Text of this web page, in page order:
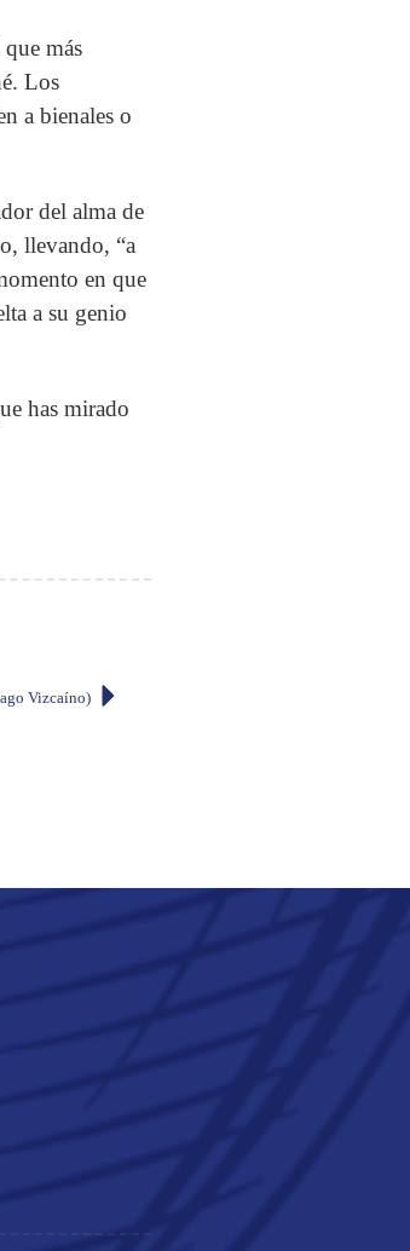
más
Los
a bienales o
del alma de
llevando, “a
en que
a su genio
has mirado
Vizcaíno)